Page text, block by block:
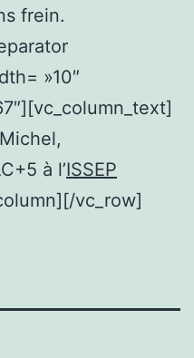
frein.
»10″
à l’ISSEP
vc_row]